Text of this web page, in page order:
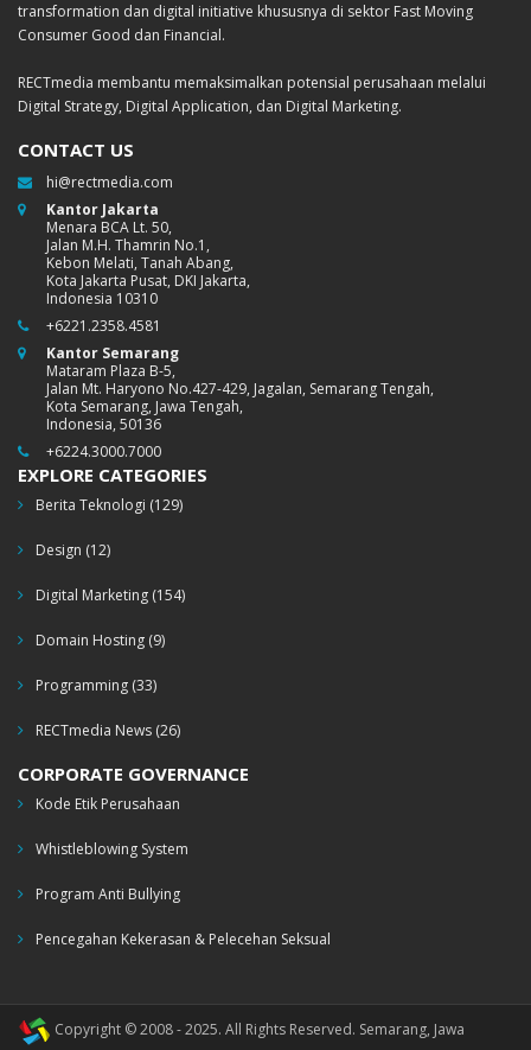
transformation dan digital initiative khususnya di sektor Fast Moving
Consumer Good dan Financial.
RECTmedia membantu memaksimalkan potensial perusahaan melalui
Digital Strategy, Digital Application, dan Digital Marketing.
CONTACT US
hi@rectmedia.com
Kantor Jakarta
Menara BCA Lt. 50,
Jalan M.H. Thamrin No.1,
Kebon Melati, Tanah Abang,
Kota Jakarta Pusat, DKI Jakarta,
Indonesia 10310
+6221.2358.4581
Kantor Semarang
Mataram Plaza B-5,
Jalan Mt. Haryono No.427-429, Jagalan, Semarang Tengah,
Kota Semarang, Jawa Tengah,
Indonesia, 50136
+6224.3000.7000
EXPLORE CATEGORIES
Berita Teknologi (129)
Design (12)
Digital Marketing (154)
Domain Hosting (9)
Programming (33)
RECTmedia News (26)
CORPORATE GOVERNANCE
Kode Etik Perusahaan
Whistleblowing System
Program Anti Bullying
Pencegahan Kekerasan & Pelecehan Seksual
Copyright © 2008 - 2025. All Rights Reserved. Semarang, Jawa